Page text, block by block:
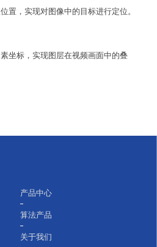
置，实现对图像中的目标进行定位。
坐标，实现图层在视频画面中的叠
产品中心
算法产品
关于我们